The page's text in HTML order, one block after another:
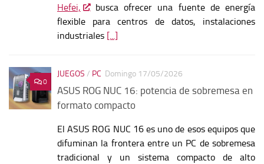
Hefei,
busca ofrecer una fuente de energía
flexible para centros de datos, instalaciones
industriales [...]
0
JUEGOS / PC Domingo 17/05/2026
ASUS ROG NUC 16: potencia de sobremesa en
formato compacto
El ASUS ROG NUC 16 es uno de esos equipos que
difuminan la frontera entre un PC de sobremesa
tradicional y un sistema compacto de alto